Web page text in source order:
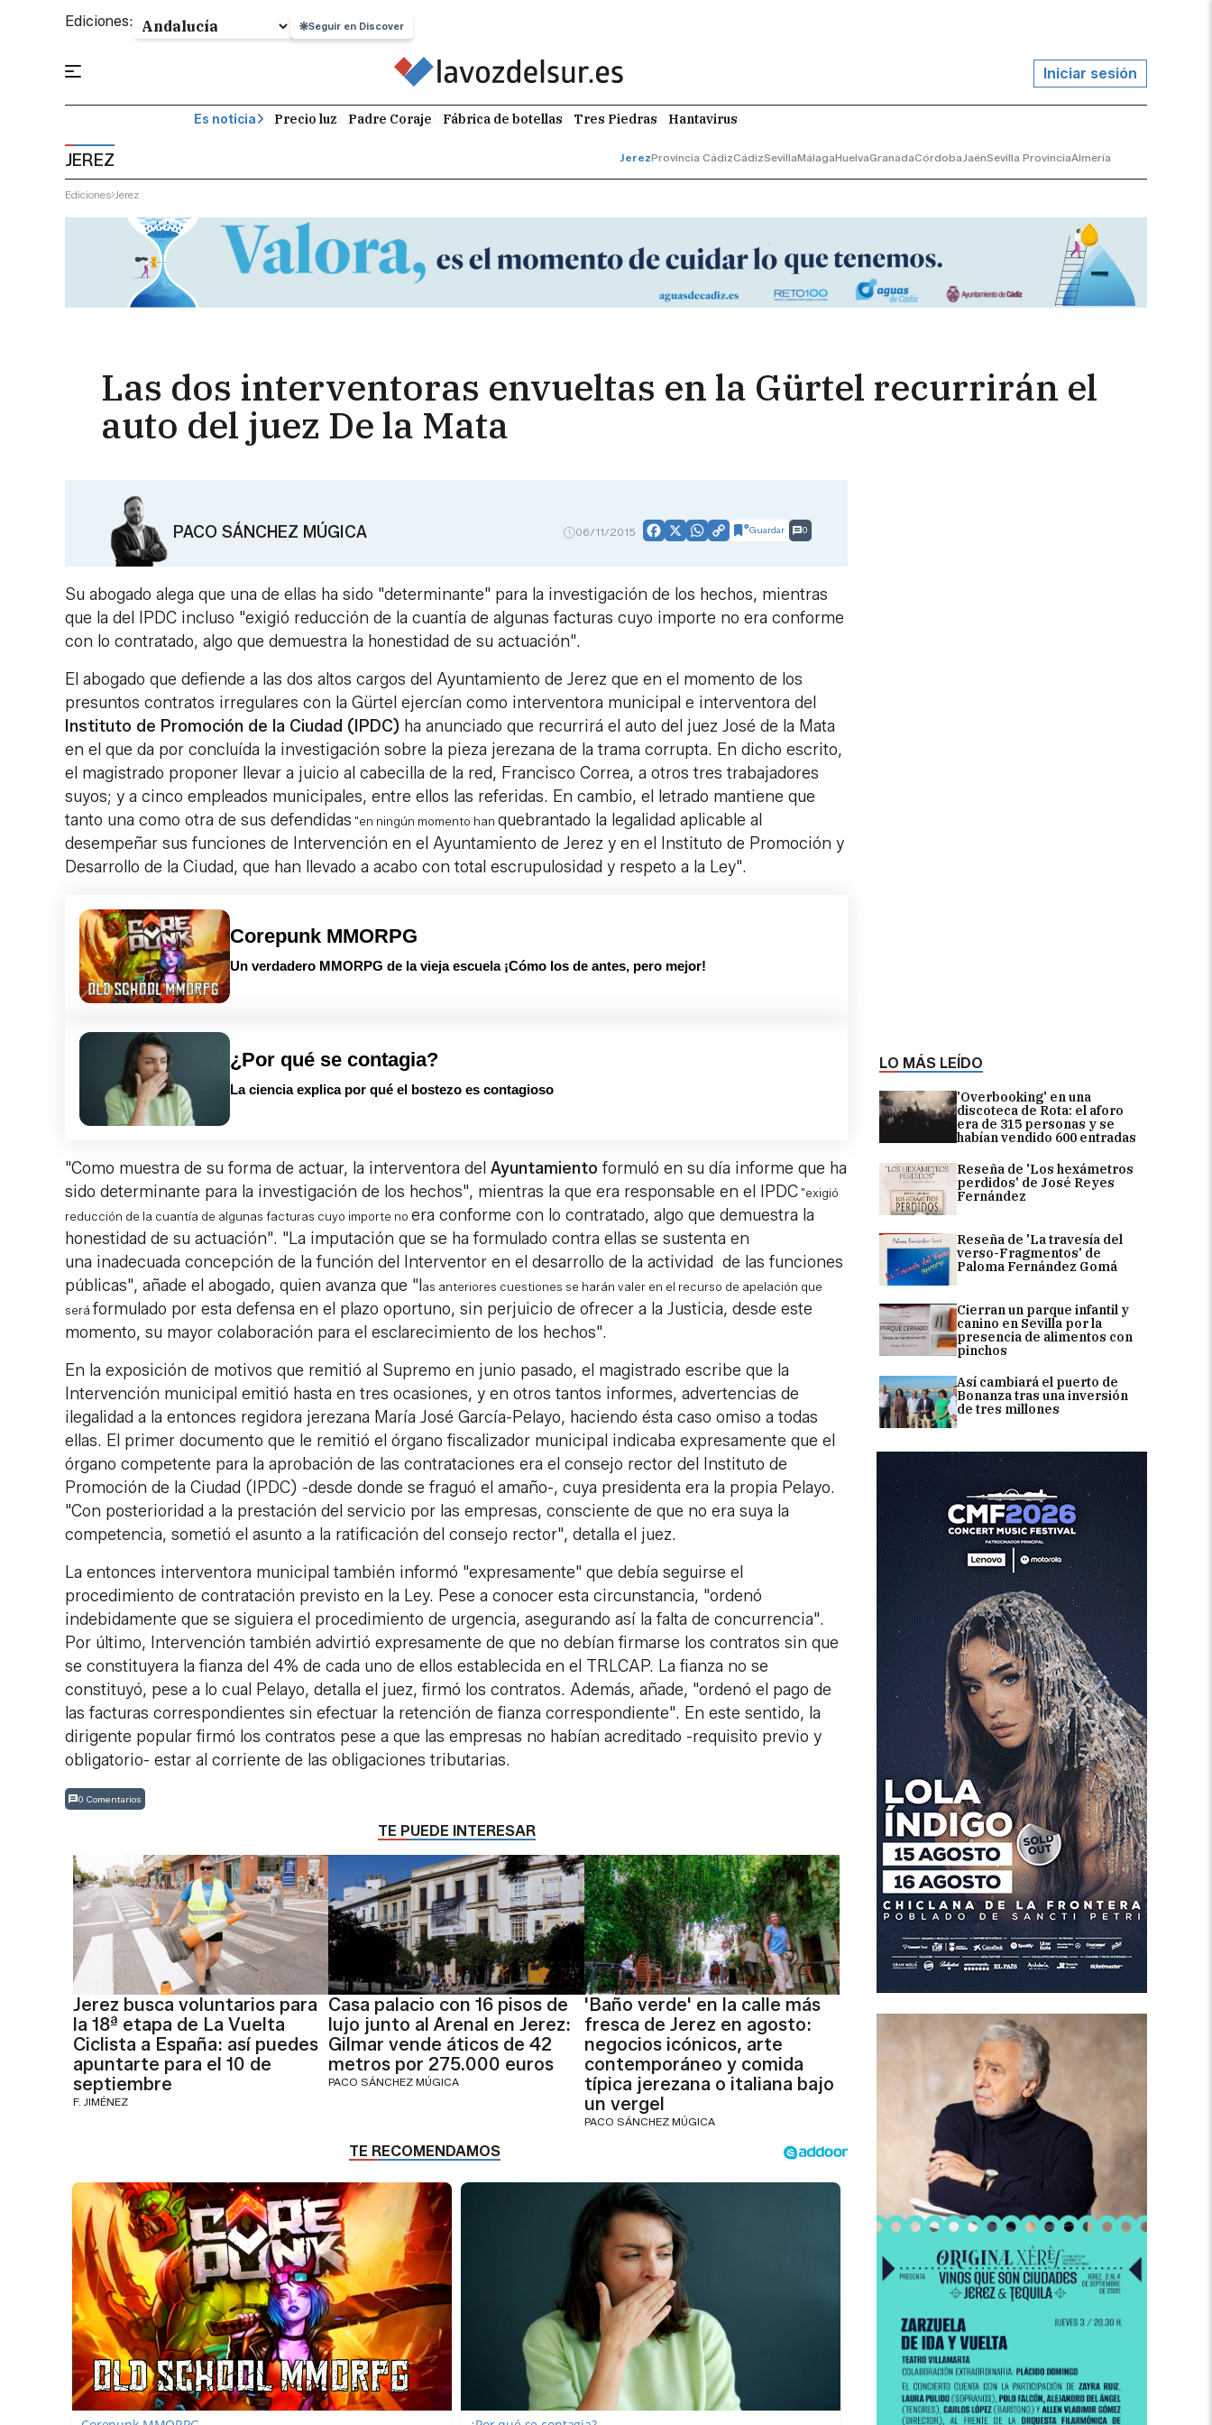
Ediciones: Seguir en Discover
Iniciar sesión
Es noticia Precio luz Padre Coraje Fábrica de botellas Tres Piedras Hantavirus
JEREZ JerezProvincia CádizCádizSevillaMálagaHuelvaGranadaCórdobaJaénSevilla ProvinciaAlmería
Ediciones Jerez
Las dos interventoras envueltas en la Gürtel recurrirán el
auto del juez De la Mata
LO MÁS LEÍDO
'Overbooking' en una
discoteca de Rota: el aforo
era de 315 personas y se
habían vendido 600 entradas
Reseña de 'Los hexámetros
perdidos' de José Reyes
Fernández
Reseña de 'La travesía del
verso-Fragmentos' de
Paloma Fernández Gomá
Cierran un parque infantil y
canino en Sevilla por la
presencia de alimentos con
pinchos
Así cambiará el puerto de
Bonanza tras una inversión
de tres millones
PACO SÁNCHEZ MÚGICA 06/11/2015 Facebook
X WhatsApp
CopyGuardar 0
Su abogado alega que una de ellas ha sido "determinante" para la investigación de los hechos, mientras
que la del IPDC incluso "exigió reducción de la cuantía de algunas facturas cuyo importe no era conforme
con lo contratado, algo que demuestra la honestidad de su actuación".
El abogado que defiende a las dos altos cargos del Ayuntamiento de Jerez que en el momento de los
presuntos contratos irregulares con la Gürtel ejercían como interventora municipal e interventora del
Instituto de Promoción de la Ciudad (IPDC) ha anunciado que recurrirá el auto del juez José de la Mata
en el que da por concluída la investigación sobre la pieza jerezana de la trama corrupta. En dicho escrito,
el magistrado proponer llevar a juicio al cabecilla de la red, Francisco Correa, a otros tres trabajadores
suyos; y a cinco empleados municipales, entre ellos las referidas. En cambio, el letrado mantiene que
tanto una como otra de sus defendidas "en ningún momento han quebrantado la legalidad aplicable al
desempeñar sus funciones de Intervención en el Ayuntamiento de Jerez y en el Instituto de Promoción y
Desarrollo de la Ciudad, que han llevado a acabo con total escrupulosidad y respeto a la Ley".
Corepunk MMORPG
Un verdadero MMORPG de la vieja escuela ¡Cómo los de antes, pero mejor!
¿Por qué se contagia?
La ciencia explica por qué el bostezo es contagioso
"Como muestra de su forma de actuar, la interventora del Ayuntamiento formuló en su día informe que ha
sido determinante para la investigación de los hechos", mientras la que era responsable en el IPDC "exigió
reducción de la cuantía de algunas facturas cuyo importe no era conforme con lo contratado, algo que demuestra la
honestidad de su actuación". "La imputación que se ha formulado contra ellas se sustenta en
una inadecuada concepción de la función del Interventor en el desarrollo de la actividad de las funciones
públicas", añade el abogado, quien avanza que "las anteriores cuestiones se harán valer en el recurso de apelación que
seráformulado por esta defensa en el plazo oportuno, sin perjuicio de ofrecer a la Justicia, desde este
momento, su mayor colaboración para el esclarecimiento de los hechos".
En la exposición de motivos que remitió al Supremo en junio pasado, el magistrado escribe que la
Intervención municipal emitió hasta en tres ocasiones, y en otros tantos informes, advertencias de
ilegalidad a la entonces regidora jerezana María José García-Pelayo, haciendo ésta caso omiso a todas
ellas. El primer documento que le remitió el órgano fiscalizador municipal indicaba expresamente que el
órgano competente para la aprobación de las contrataciones era el consejo rector del Instituto de
Promoción de la Ciudad (IPDC) -desde donde se fraguó el amaño-, cuya presidenta era la propia Pelayo.
"Con posterioridad a la prestación del servicio por las empresas, consciente de que no era suya la
competencia, sometió el asunto a la ratificación del consejo rector", detalla el juez.
La entonces interventora municipal también informó "expresamente" que debía seguirse el
procedimiento de contratación previsto en la Ley. Pese a conocer esta circunstancia, "ordenó
indebidamente que se siguiera el procedimiento de urgencia, asegurando así la falta de concurrencia".
Por último, Intervención también advirtió expresamente de que no debían firmarse los contratos sin que
se constituyera la fianza del 4% de cada uno de ellos establecida en el TRLCAP. La fianza no se
constituyó, pese a lo cual Pelayo, detalla el juez, firmó los contratos. Además, añade, "ordenó el pago de
las facturas correspondientes sin efectuar la retención de fianza correspondiente". En este sentido, la
dirigente popular firmó los contratos pese a que las empresas no habían acreditado -requisito previo y
obligatorio- estar al corriente de las obligaciones tributarias.
0 Comentarios
TE PUEDE INTERESAR
Jerez busca voluntarios para
la 18ª etapa de La Vuelta
Ciclista a España: así puedes
apuntarte para el 10 de
septiembre
F. JIMÉNEZ
Casa palacio con 16 pisos de
lujo junto al Arenal en Jerez:
Gilmar vende áticos de 42
metros por 275.000 euros
PACO SÁNCHEZ MÚGICA
'Baño verde' en la calle más
fresca de Jerez en agosto:
negocios icónicos, arte
contemporáneo y comida
típica jerezana o italiana bajo
un vergel
PACO SÁNCHEZ MÚGICA